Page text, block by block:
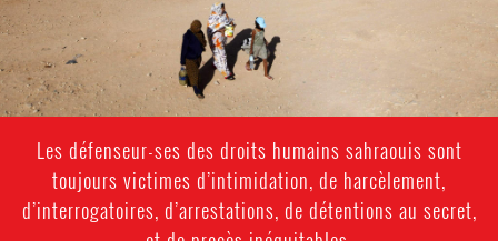
Les défenseur-ses des droits humains sahraouis sont
toujours victimes d’intimidation, de harcèlement,
d’interrogatoires, d’arrestations, de détentions au secret,